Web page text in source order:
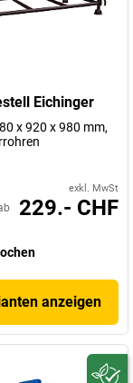
Eichinger
x 920 x 980 mm,
exkl. MwSt
229.- CHF
anzeigen